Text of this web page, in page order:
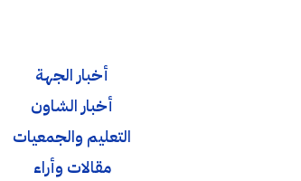
أخبار الجهة
أخبار الشاون
التعليم والجمعيات
مقالات وأراء